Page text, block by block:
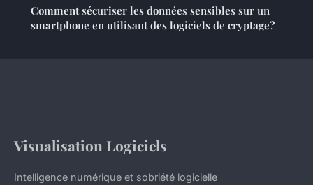
Comment sécuriser les données sensibles sur un
smartphone en utilisant des logiciels de cryptage?
Visualisation Logiciels
Intelligence numérique et sobriété logicielle